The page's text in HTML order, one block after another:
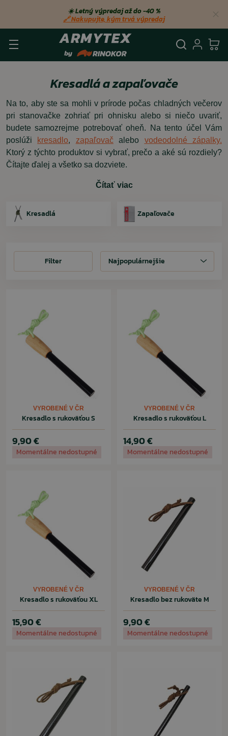
☀️ Letný výpredaj až do −40 %
🔗 Nakupujte, kým trvá výpredaj
Kresadlá a zapaľovače
Na to, aby ste sa mohli v prírode počas chladných večerov
pri stanovačke zohriať pri ohnisku alebo si niečo uvariť,
budete samozrejme potrebovať oheň. Na tento účel Vám
poslúži kresadlo, zapaľovačalebo vodeodolné zápalky.
Ktorý z týchto produktov si vybrať, prečo a aké sú rozdiely?
Čítajte ďalej a všetko sa dozviete.
Čítať viac
Kresadlá Zapaľovače
FilterFilter Najpopulárnejšie
VYROBENÉ V ČR
Kresadlo s rukoväťou S
9,90 €
Momentálne nedostupné
VYROBENÉ V ČR
Kresadlo s rukoväťou L
14,90 €
Momentálne nedostupné
VYROBENÉ V ČR
Kresadlo s rukoväťou XL
15,90 €
Momentálne nedostupné
VYROBENÉ V ČR
Kresadlo bez rukoväte M
9,90 €
Momentálne nedostupné